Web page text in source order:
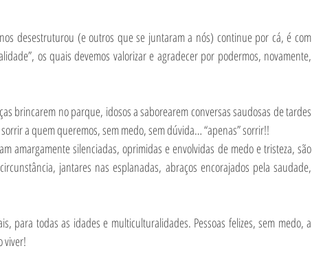
desestruturou (e outros que se juntaram a nós) continue por cá, é com
os quais devemos valorizar e agradecer por podermos, novamente,
brincarem no parque, idosos a saborearem conversas saudosas de tardes
a quem queremos, sem medo, sem dúvida… “apenas” sorrir!!
amargamente silenciadas, oprimidas e envolvidas de medo e tristeza, são
jantares nas esplanadas, abraços encorajados pela saudade,
para todas as idades e multiculturalidades. Pessoas felizes, sem medo, a
viver!